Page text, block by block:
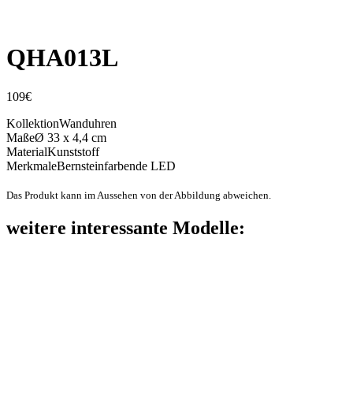
QHA013L
109€
KollektionWanduhren
MaßeØ 33 x 4,4 cm
MaterialKunststoff
MerkmaleBernsteinfarbende LED
Das Produkt kann im Aussehen von der Abbildung abweichen.
weitere interessante Modelle: